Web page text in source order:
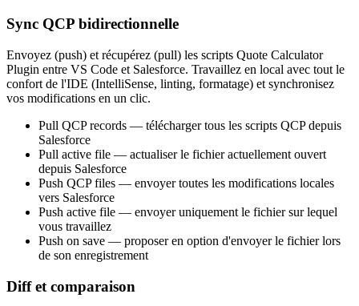
Sync QCP bidirectionnelle
Envoyez (push) et récupérez (pull) les scripts Quote Calculator
Plugin entre VS Code et Salesforce. Travaillez en local avec tout le
confort de l'IDE (IntelliSense, linting, formatage) et synchronisez
vos modifications en un clic.
Pull QCP records — télécharger tous les scripts QCP depuis
Salesforce
Pull active file — actualiser le fichier actuellement ouvert
depuis Salesforce
Push QCP files — envoyer toutes les modifications locales
vers Salesforce
Push active file — envoyer uniquement le fichier sur lequel
vous travaillez
Push on save — proposer en option d'envoyer le fichier lors
de son enregistrement
Diff et comparaison